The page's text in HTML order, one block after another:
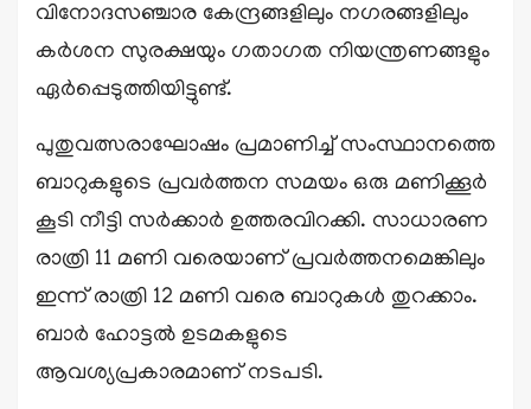
വിനോദസഞ്ചാര കേന്ദ്രങ്ങളിലും നഗരങ്ങളിലും
കർശന സുരക്ഷയും ഗതാഗത നിയന്ത്രണങ്ങളും
ഏർപ്പെടുത്തിയിട്ടുണ്ട്.
പുതുവത്സരാഘോഷം പ്രമാണിച്ച് സംസ്ഥാനത്തെ
ബാറുകളുടെ പ്രവർത്തന സമയം ഒരു മണിക്കൂർ
കൂടി നീട്ടി സർക്കാർ ഉത്തരവിറക്കി. സാധാരണ
രാത്രി 11 മണി വരെയാണ് പ്രവർത്തനമെങ്കിലും
ഇന്ന് രാത്രി 12 മണി വരെ ബാറുകൾ തുറക്കാം.
ബാർ ഹോട്ടൽ ഉടമകളുടെ
ആവശ്യപ്രകാരമാണ് നടപടി.